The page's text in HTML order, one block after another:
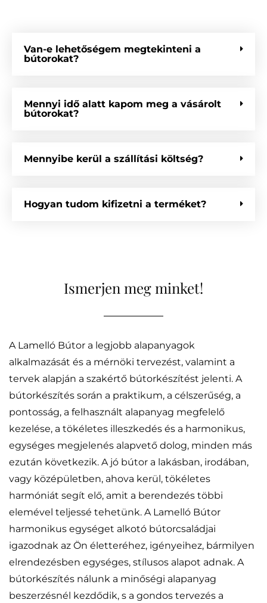
Van-e lehetőségem megtekinteni a
bútorokat?
Mennyi idő alatt kapom meg a vásárolt
bútorokat?
Mennyibe kerül a szállítási költség?
Hogyan tudom kifizetni a terméket?
Ismerjen meg minket!
A Lamelló Bútor a legjobb alapanyagok
alkalmazását és a mérnöki tervezést, valamint a
tervek alapján a szakértő bútorkészítést jelenti. A
bútorkészítés során a praktikum, a célszerűség, a
pontosság, a felhasznált alapanyag megfelelő
kezelése, a tökéletes illeszkedés és a harmonikus,
egységes megjelenés alapvető dolog, minden más
ezután következik. A jó bútor a lakásban, irodában,
vagy középületben, ahova kerül, tökéletes
harmóniát segít elő, amit a berendezés többi
elemével teljessé tehetünk. A Lamelló Bútor
harmonikus egységet alkotó bútorcsaládjai
igazodnak az Ön életteréhez, igényeihez, bármilyen
elrendezésben egységes, stílusos alapot adnak. A
bútorkészítés nálunk a minőségi alapanyag
beszerzésnél kezdődik, s a gondos tervezés a